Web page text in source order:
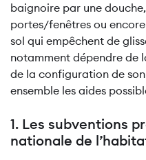
baignoire par une
portes/fenêtres ou
sol qui empêchent de
notamment dépendre de
de la configuration de
ensemble les aides
1. Les subventions
nationale de